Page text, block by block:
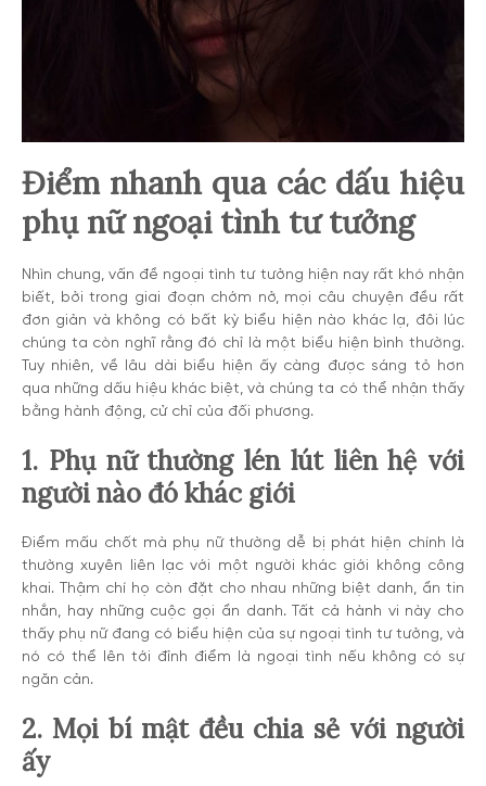
Điểm nhanh qua các dấu hiệu
phụ nữ ngoại tình tư tưởng
Nhìn chung, vấn đề ngoại tình tư tưởng hiện nay rất khó nhận
biết, bởi trong giai đoạn chớm nở, mọi câu chuyện đều rất
đơn giản và không có bất kỳ biểu hiện nào khác lạ, đôi lúc
chúng ta còn nghĩ rằng đó chỉ là một biểu hiện bình thường.
Tuy nhiên, về lâu dài biểu hiện ấy càng được sáng tỏ hơn
qua những dấu hiệu khác biệt, và chúng ta có thể nhận thấy
bằng hành động, cử chỉ của đối phương.
1. Phụ nữ thường lén lút liên hệ với
người nào đó khác giới
Điểm mấu chốt mà phụ nữ thường dễ bị phát hiện chính là
thường xuyên liên lạc với một người khác giới không công
khai. Thậm chí họ còn đặt cho nhau những biệt danh, ẩn tin
nhắn, hay những cuộc gọi ẩn danh. Tất cả hành vi này cho
thấy phụ nữ đang có biểu hiện của sự ngoại tình tư tưởng, và
nó có thể lên tới đỉnh điểm là ngoại tình nếu không có sự
ngăn cản.
2. Mọi bí mật đều chia sẻ với người
ấy